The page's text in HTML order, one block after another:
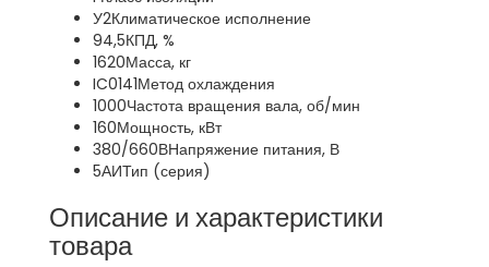
У2Климатическое исполнение
94,5КПД, %
1620Масса, кг
IC0141Метод охлаждения
1000Частота вращения вала, об/мин
160Мощность, кВт
380/660ВНапряжение питания, В
5АИТип (серия)
Описание и характеристики
товара